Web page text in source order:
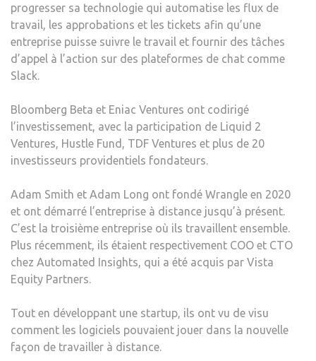
progresser sa technologie qui automatise les flux de
travail, les approbations et les tickets afin qu’une
entreprise puisse suivre le travail et fournir des tâches
d’appel à l’action sur des plateformes de chat comme
Slack.
Bloomberg Beta et Eniac Ventures ont codirigé
l’investissement, avec la participation de Liquid 2
Ventures, Hustle Fund, TDF Ventures et plus de 20
investisseurs providentiels fondateurs.
Adam Smith et Adam Long ont fondé Wrangle en 2020
et ont démarré l’entreprise à distance jusqu’à présent.
C’est la troisième entreprise où ils travaillent ensemble.
Plus récemment, ils étaient respectivement COO et CTO
chez Automated Insights, qui a été acquis par Vista
Equity Partners.
Tout en développant une startup, ils ont vu de visu
comment les logiciels pouvaient jouer dans la nouvelle
façon de travailler à distance.